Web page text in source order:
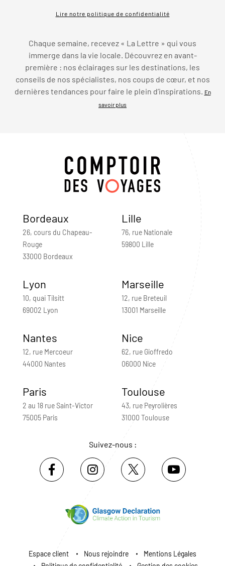
Lire notre politique de confidentialité
Chaque semaine, recevez « La Lettre » qui vous
immerge dans la vie locale. Découvrez en avant-
première : nos éclairages sur les destinations, les
conseils de nos spécialistes, nos coups de cœur, et nos
dernières tendances pour faire le plein d’inspirations.
En
savoir plus
Bordeaux
26, cours du Chapeau-
Rouge
33000 Bordeaux
Lille
76, rue Nationale
59800 Lille
Lyon
10, quai Tilsitt
69002 Lyon
Marseille
12, rue Breteuil
13001 Marseille
Nantes
12, rue Mercoeur
44000 Nantes
Nice
62, rue Gioffredo
06000 Nice
Paris
2 au 18 rue Saint-Victor
75005 Paris
Toulouse
43, rue Peyrolières
31000 Toulouse
Suivez-nous :
Espace client Nous rejoindre
Mentions Légales